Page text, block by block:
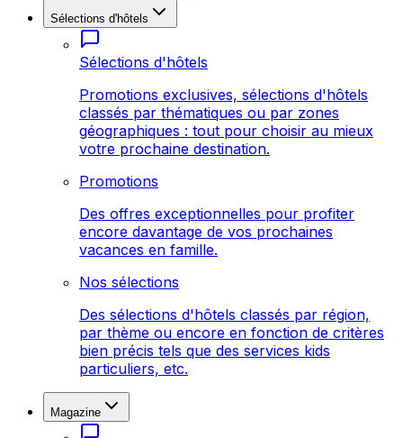
Sélections d'hôtels
Sélections d'hôtels
Promotions exclusives, sélections d'hôtels
classés par thématiques ou par zones
géographiques : tout pour choisir au mieux
votre prochaine destination.
Promotions
Des offres exceptionnelles pour profiter
encore davantage de vos prochaines
vacances en famille.
Nos sélections
Des sélections d'hôtels classés par région,
par thème ou encore en fonction de critères
bien précis tels que des services kids
particuliers, etc.
Magazine